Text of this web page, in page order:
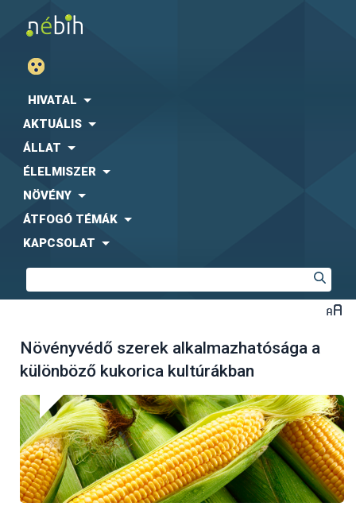
HIVATAL
AKTUÁLIS
ÁLLAT
ÉLELMISZER
NÖVÉNY
ÁTFOGÓ TÉMÁK
KAPCSOLAT
Növényvédő szerek alkalmazhatósága a
különböző kukorica kultúrákban